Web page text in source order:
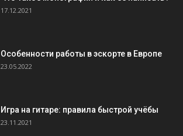
17.12.2021
Особенности работы в эскорте в Европе
23.05.2022
Игра на гитаре: правила быстрой учёбы
23.11.2021